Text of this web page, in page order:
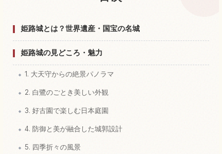
姫路城の体験を探す↗
姫路城とは？世界遺産・国宝の名城
姫路城の見どころ・魅力
1. 大天守からの絶景パノラマ
2. 白鷺のごとき美しい外観
3. 好古園で楽しむ日本庭園
4. 防御と美が融合した城郭設計
5. 四季折々の風景